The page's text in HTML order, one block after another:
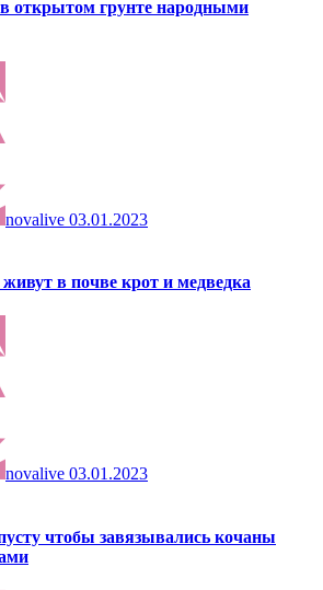
открытом грунте народными
novalive 03.01.2023
в почве крот и медведка
novalive 03.01.2023
чтобы завязывались кочаны